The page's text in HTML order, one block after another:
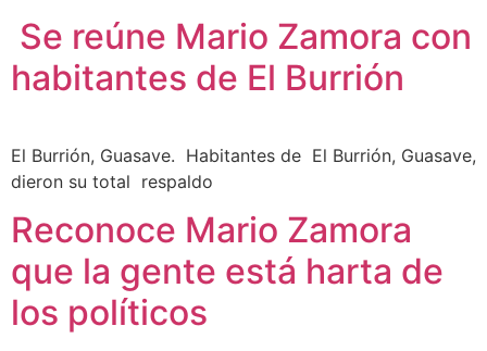
Se reúne Mario Zamora con
habitantes de El Burrión
El Burrión, Guasave. Habitantes de El Burrión, Guasave,
dieron su total respaldo
Reconoce Mario Zamora
que la gente está harta de
los políticos